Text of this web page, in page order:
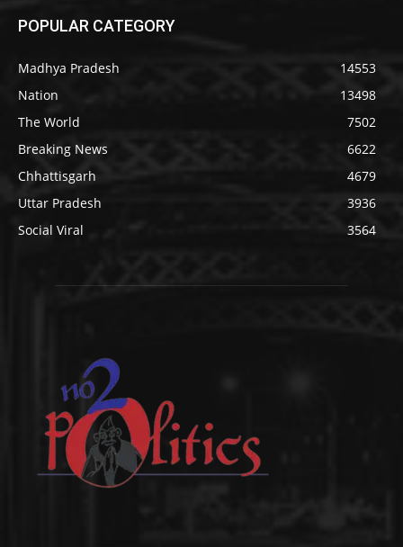
POPULAR CATEGORY
Madhya Pradesh
14553
Nation
13498
The World
7502
Breaking News
6622
Chhattisgarh
4679
Uttar Pradesh
3936
Social Viral
3564